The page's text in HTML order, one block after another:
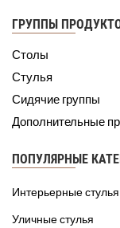
ГРУППЫ
Столы
Стулья
Сидячие группы
Дополнительные
ПОПУЛЯРНЫЕ
Интерьерные стулья
Уличные стулья